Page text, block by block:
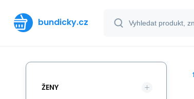
bundicky.cz
ŽENY